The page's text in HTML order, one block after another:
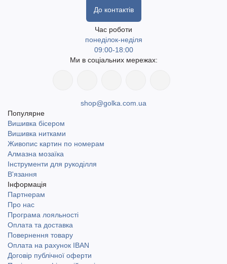
До контактів
Час роботи
понеділок-неділя
09:00-18:00
Ми в соціальних мережах:
shop@golka.com.ua
Популярне
Вишивка бісером
Вишивка нитками
Живопис картин по номерам
Алмазна мозаїка
Інструменти для рукоділля
В'язання
Інформація
Партнерам
Про нас
Програма лояльності
Оплата та доставка
Повернення товару
Оплата на рахунок IBAN
Договір публічної оферти